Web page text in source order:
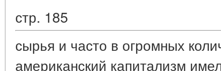
стр. 185
сырья и часто в огромных
американский капитализм